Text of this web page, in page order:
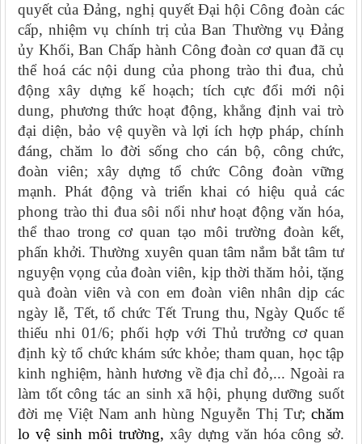
quyết của Đảng, nghị quyết Đại hội Công đoàn các
cấp, nhiệm vụ chính trị của Ban Thường vụ Đảng
ủy Khối, Ban Chấp hành Công đoàn cơ quanđã cụ
thể hoá các nội dung của phong trào thi đua, chủ
động xây dựng kế hoạch; tích cực đổi mới nội
dung, phương thức hoạt động, khẳng định vai trò
đại diện, bảo vệ quyền và lợi ích hợp pháp, chính
đáng, chăm lo đời sống cho cán bộ, công chức,
đoàn viên; xây dựng tổ chức Công đoàn vững
mạnh. Phát động và triển khai có hiệu quả các
phong trào thi đua sôi nổi như hoạt động văn hóa,
thể thao trong cơ quan tạo môi trường đoàn kết,
phấn khởi. Thường xuyên quan tâm nắm bắt tâm tư
nguyện vọng của đoàn viên, kịp thời thăm hỏi, tặng
quà đoàn viên và con em đoàn viên nhân dịp các
ngày lễ, Tết, tổ chức Tết Trung thu, Ngày Quốc tế
thiếu nhi 01/6; phối hợp với Thủ trưởng cơ quan
định kỳ tổ chức khám sức khỏe; tham quan, học tập
kinh nghiệm, hành hương về địa chỉ đỏ,... Ngoài ra
làm tốt công tác an sinh xã hội, phụng dưỡng suốt
đời mẹ Việt Nam anh hùng Nguyễn Thị Tư; chăm
lo vệ sinh môi trường, xây dựng văn hóa công sở.